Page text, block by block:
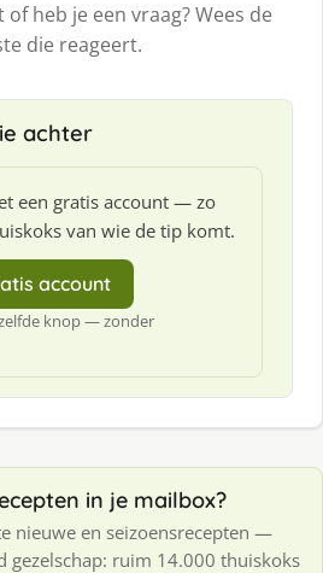
heb je een vraag? Wees de
die reageert.
achter
een gratis account — zo
van wie de tip komt.
account
knop — zonder
in je mailbox?
nieuwe en seizoensrecepten —
gezelschap: ruim 14.000 thuiskoks